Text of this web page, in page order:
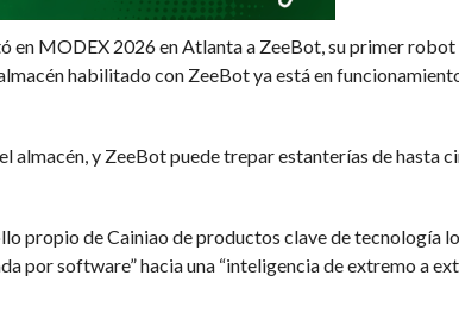
en MODEX 2026 en Atlanta a ZeeBot, su primer robot
habilitado con ZeeBot ya está en
y ZeeBot puede trepar estanterías de hasta
propio de Cainiao de productos clave de tecnología
por software” hacia una “inteligencia de extremo a